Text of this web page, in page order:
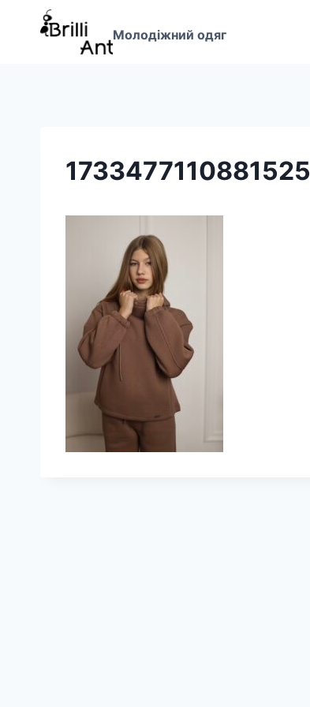
Перейти
Молодіжний одяг
1733477110881525